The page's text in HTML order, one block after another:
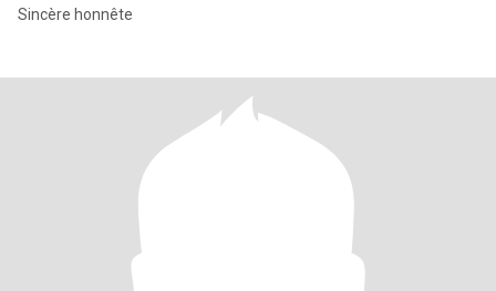
Sincère honnête